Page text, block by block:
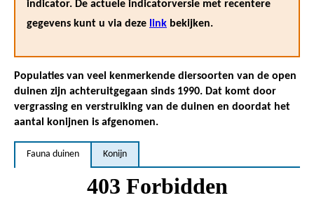
indicator. De actuele indicatorversie met recentere
gegevens kunt u via deze link bekijken.
Populaties van veel kenmerkende diersoorten van de open
duinen zijn achteruitgegaan sinds 1990. Dat komt door
vergrassing en verstruiking van de duinen en doordat het
aantal konijnen is afgenomen.
Fauna duinen Konijn